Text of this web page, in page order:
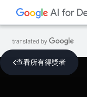
查看所有得獎者